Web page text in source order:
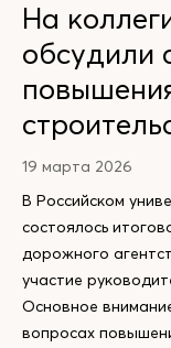
На
обсудили
19 марта 2026
В Российском
состоялось
дорожного
участие
Основное
вопросах